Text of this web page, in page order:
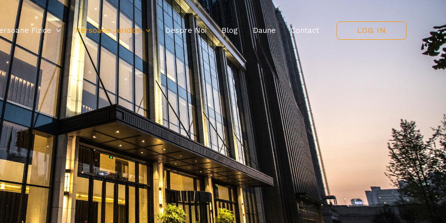
Fizice Persoane Juridice Despre Noi Blog Daune Contact LOG IN